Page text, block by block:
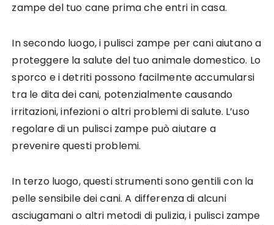
zampe del tuo cane prima che entri in casa.
In secondo luogo, i pulisci zampe per cani aiutano a
proteggere la salute del tuo animale domestico. Lo
sporco e i detriti possono facilmente accumularsi
tra le dita dei cani, potenzialmente causando
irritazioni, infezioni o altri problemi di salute. L’uso
regolare di un pulisci zampe può aiutare a
prevenire questi problemi.
In terzo luogo, questi strumenti sono gentili con la
pelle sensibile dei cani. A differenza di alcuni
asciugamani o altri metodi di pulizia, i pulisci zampe